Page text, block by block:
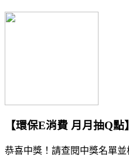
【環保E消費 月月抽Q
恭喜中獎！請查閱中獎名單